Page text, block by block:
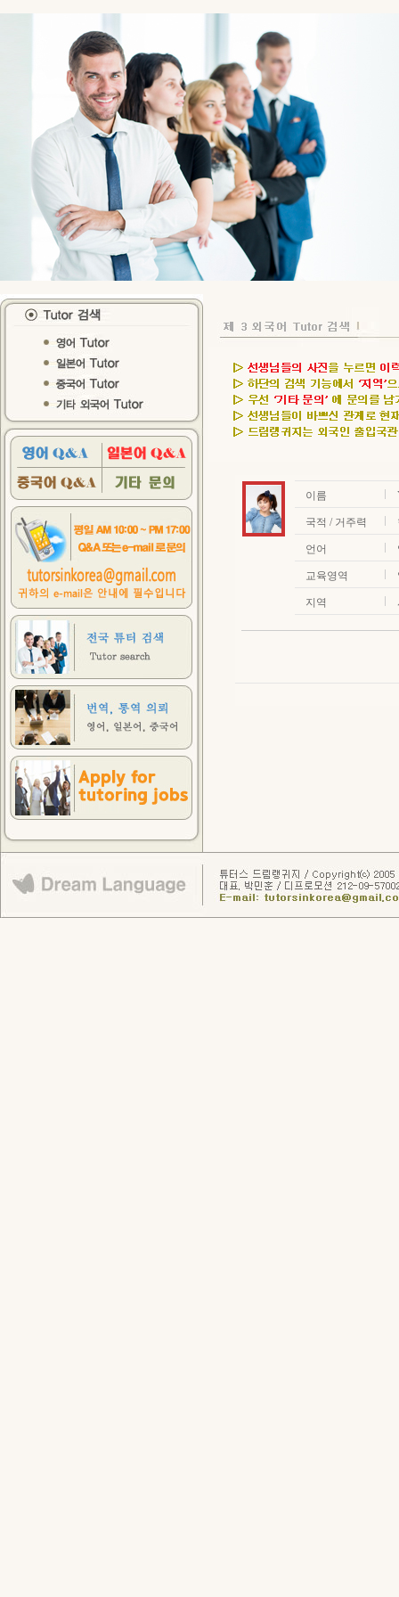
이름
국적 / 거주력
언어
교육영역
지역